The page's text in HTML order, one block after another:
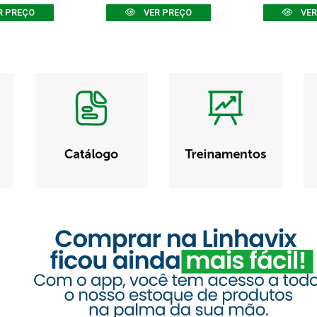
PREÇO VER PREÇO